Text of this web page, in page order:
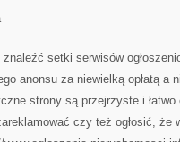
setki serwisów
anonsu za niewielką opłatą a
strony są przejrzyste i
czy też ogłosić, że